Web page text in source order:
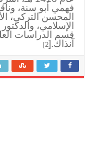
فهمي أبو سنة،
المحسن التركي،
الإسلامي،
قسم الدراسات
آنذاك.[2]